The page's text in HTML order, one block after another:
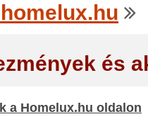
és
a Homelux.hu oldalon